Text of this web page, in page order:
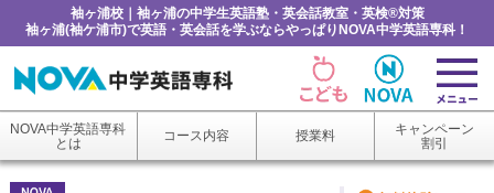
袖ヶ浦校｜袖ヶ浦の中学生英語塾・英会話教室・英検®対策
袖ヶ浦(袖ケ浦市)で英語・英会話を学ぶならやっぱりNOVA中学英語専科！
NOVA中学英語専科
とは
コース内容 授業料
キャンペーン
割引